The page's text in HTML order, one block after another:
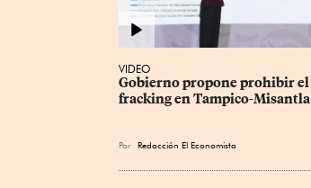
VIDEO
Gobierno propone prohibir el
fracking en Tampico-Misantla
Por Redacción El Economista